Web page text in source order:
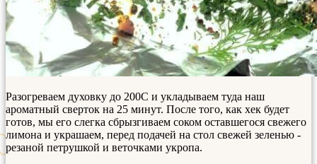
Разогреваем духовку до 200С и укладываем туда наш
ароматный сверток на 25 минут. После того, как хек будет
готов, мы его слегка сбрызгиваем соком оставшегося свежего
лимона и украшаем, перед подачей на стол свежей зеленью -
резаной петрушкой и веточками укропа.